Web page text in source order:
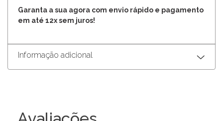
Garanta a sua agora com envio rápido e pagamento
em até 12x sem juros!
Informação adicional